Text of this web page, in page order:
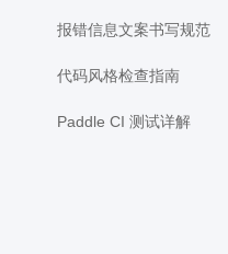
报错信息文案书写规范
代码风格检查指南
Paddle CI 测试详解